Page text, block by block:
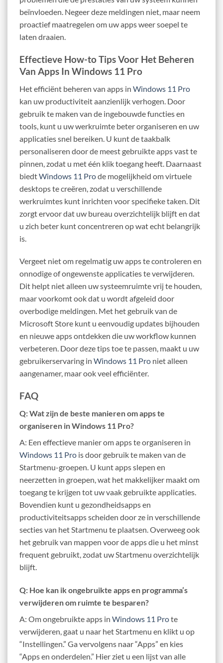
beïnvloeden. Negeer deze meldingen niet, maar neem
proactief maatregelen om uw apps weer soepel te
laten draaien.
Effectieve How-to Tips Voor Het Beheren
Van Apps In Windows 11 Pro
Het efficiënt beheren van apps in Windows 11 Pro
kan uw productiviteit aanzienlijk verhogen. Door
gebruik te maken van de ingebouwde functies en
tools, kunt u uw werkruimte beter organiseren en uw
applicaties snel bereiken. U kunt de taakbalk
personaliseren door de meest gebruikte apps vast te
pinnen, zodat u met één klik toegang heeft. Daarnaast
biedtWindows 11 Prode mogelijkheid om virtuele
desktops te creëren, zodat u verschillende
werkruimtes kunt inrichten voor specifieke taken. Dit
zorgt ervoor dat uw bureau overzichtelijk blijft en dat
u zich beter kunt concentreren op wat echt belangrijk
is.
Vergeet niet om regelmatig uw apps te controleren en
onnodige of ongewenste applicaties te verwijderen.
Dit helpt niet alleen uw systeemruimte vrij te houden,
maar voorkomt ook dat u wordt afgeleid door
overbodige meldingen. Met het gebruik van de
Microsoft Store kunt u eenvoudig updates bijhouden
en nieuwe apps ontdekken die uw workflow kunnen
verbeteren. Door deze tips toe te passen, maakt u uw
gebruikerservaring in Windows 11 Pro niet alleen
aangenamer, maar ook veel efficiënter.
FAQ
Q: Wat zijn de beste manieren om apps te
organiseren in Windows 11 Pro?
A: Een effectieve manier om apps te organiseren in
Windows 11 Pro is door gebruik te maken van de
Startmenu-groepen. U kunt apps slepen en
neerzetten in groepen, wat het makkelijker maakt om
toegang te krijgen tot uw vaak gebruikte applicaties.
Bovendien kunt u gezondheidsapps en
productiviteitsapps scheiden door ze in verschillende
secties van het Startmenu te plaatsen. Overweeg ook
het gebruik van mappen voor de apps die u het minst
frequent gebruikt, zodat uw Startmenu overzichtelijk
blijft.
Q: Hoe kan ik ongebruikte apps en programma’s
verwijderen om ruimte te besparen?
A: Om ongebruikte apps in Windows 11 Prote
verwijderen, gaat u naar het Startmenu en klikt u op
“Instellingen.” Ga vervolgens naar “Apps” en kies
“Apps en onderdelen.” Hier ziet u een lijst van alle